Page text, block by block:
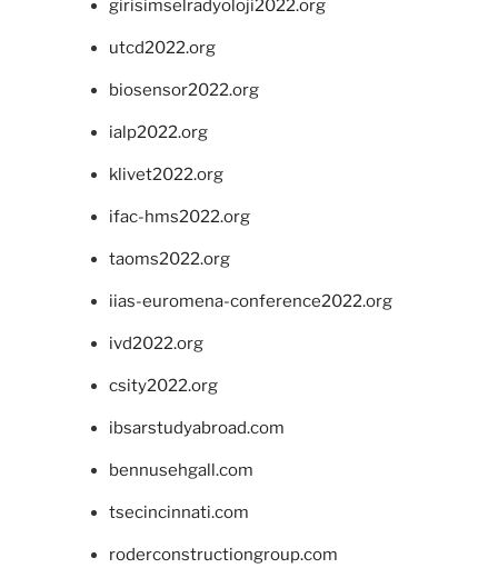
girisimselradyoloji2022.org
utcd2022.org
biosensor2022.org
ialp2022.org
klivet2022.org
ifac-hms2022.org
taoms2022.org
iias-euromena-conference2022.org
ivd2022.org
csity2022.org
ibsarstudyabroad.com
bennusehgall.com
tsecincinnati.com
roderconstructiongroup.com